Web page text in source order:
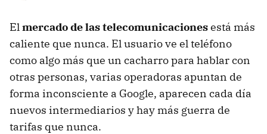
Elmercado de las telecomunicacionesestá más
caliente que nunca. El usuario ve el teléfono
como algo más que un cacharro para hablar con
otras personas, varias operadoras apuntan de
forma inconsciente a Google, aparecen cada día
nuevos intermediarios y hay más guerra de
tarifas que nunca.